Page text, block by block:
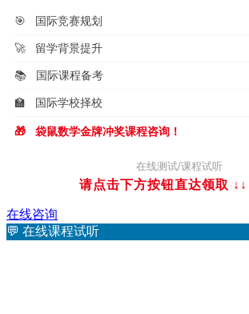
🎯 国际竞赛规划
🚀 留学背景提升
📚 国际课程备考
🏫 国际学校择校
🎁 袋鼠数学金牌冲奖课程咨询！
在线测试/课程试听
请点击下方按钮直达领取
在线咨询
💬 在线课程试听